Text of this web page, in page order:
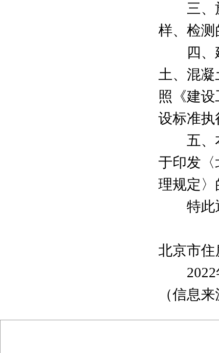
三、施
样、检
四、建
土、混
照《建
设标准执
五、本
于印发
理规定〉
特此
北京市
2022
（信息